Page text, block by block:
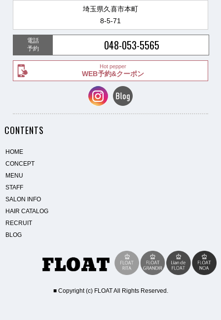
埼玉県久喜市本町
8-5-71
電話
予約
048-053-5565
Hot pepper
WEB予約&クーポン
CONTENTS
HOME
CONCEPT
MENU
STAFF
SALON INFO
HAIR CATALOG
RECRUIT
BLOG
■ Copyright (c) FLOAT All Rights Reserved.